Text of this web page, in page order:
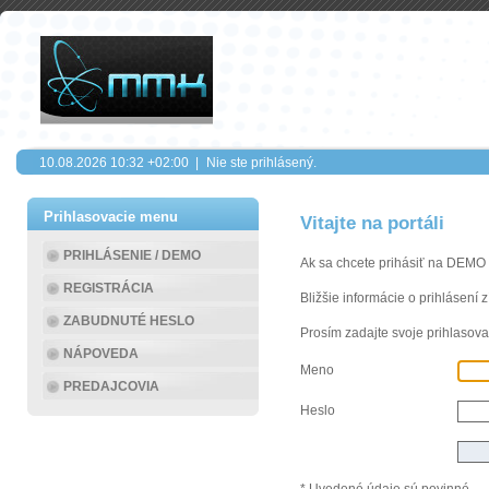
10.08.2026 10:32 +02:00 | Nie ste prihlásený.
Prihlasovacie menu
PRIHLÁSENIE / DEMO
REGISTRÁCIA
ZABUDNUTÉ HESLO
NÁPOVEDA
PREDAJCOVIA
Vitajte na portáli
Ak sa chcete prihásiť na
Bližšie informácie o prihlásení
Prosím zadajte svoje
Meno
Heslo